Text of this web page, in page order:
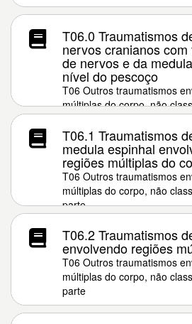
T06.0 Traumatismos
nervos cranianos
de nervos e da
nível do pescoço
T06 Outros traumatismos
múltiplas do corpo, não
parte
T06.1 Traumatismos
medula espinhal
regiões múltiplas do
T06 Outros traumatismos
múltiplas do corpo, não
parte
T06.2 Traumatismos
envolvendo regiões
T06 Outros traumatismos
múltiplas do corpo, não
parte